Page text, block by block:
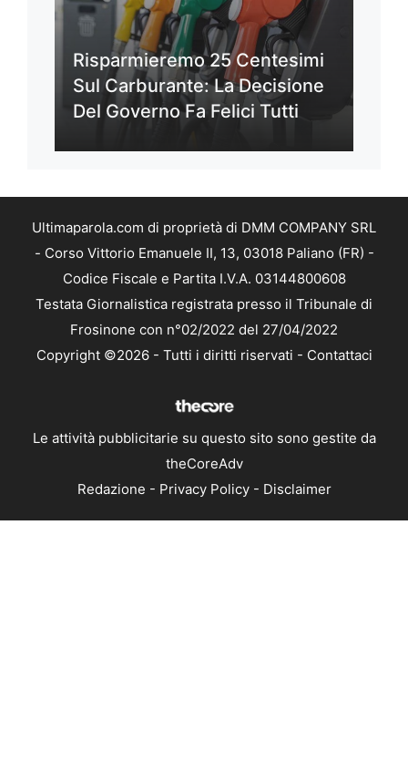
Risparmieremo 25 Centesimi
Sul Carburante: La Decisione
Del Governo Fa Felici Tutti
Ultimaparola.com di proprietà di DMM COMPANY SRL
- Corso Vittorio Emanuele II, 13, 03018 Paliano (FR) -
Codice Fiscale e Partita I.V.A. 03144800608
Testata Giornalistica registrata presso il Tribunale di
Frosinone con n°02/2022 del 27/04/2022
Copyright ©2026 - Tutti i diritti riservati - Contattaci
Le attività pubblicitarie su questo sito sono gestite da
theCoreAdv
Redazione - Privacy Policy- Disclaimer